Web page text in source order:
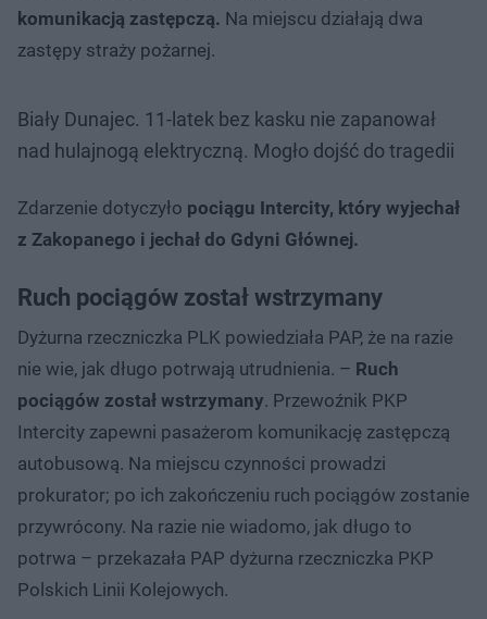
komunikacją zastępczą. Na miejscu działają dwa
zastępy straży pożarnej.
Biały Dunajec. 11-latek bez kasku nie zapanował
nad hulajnogą elektryczną. Mogło dojść do tragedii
Zdarzenie dotyczyło pociągu Intercity, który wyjechał
z Zakopanego i jechał do Gdyni Głównej.
Ruch pociągów został wstrzymany
Dyżurna rzeczniczka PLK powiedziała PAP, że na razie
nie wie, jak długo potrwają utrudnienia. – Ruch
pociągów został wstrzymany. Przewoźnik PKP
Intercity zapewni pasażerom komunikację zastępczą
autobusową. Na miejscu czynności prowadzi
prokurator; po ich zakończeniu ruch pociągów zostanie
przywrócony. Na razie nie wiadomo, jak długo to
potrwa – przekazała PAP dyżurna rzeczniczka PKP
Polskich Linii Kolejowych.